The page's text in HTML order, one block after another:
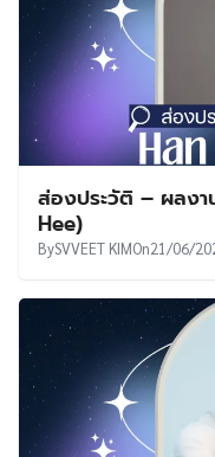
ส่องประวัติ – ผลง
Hee)
BySVVEET KIMOn21/06/